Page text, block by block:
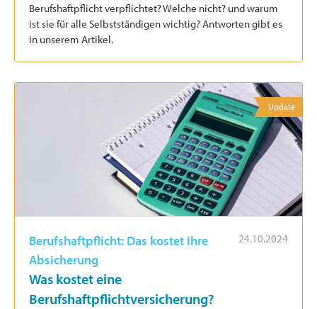
Berufshaftpflicht verpflichtet? Welche nicht? und warum
ist sie für alle Selbstständigen wichtig? Antworten gibt es
in unserem Artikel.
Update
24.10.2024
Berufshaftpflicht: Das kostet Ihre
Absicherung
Was kostet eine
Berufshaftpflichtversicherung?